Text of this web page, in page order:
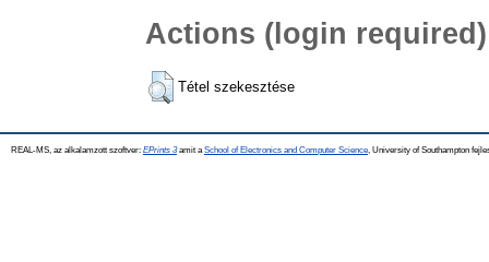
Actions (login required)
Tétel szekesztése
REAL-MS, az alkalamzott szoftver: EPrints 3amit a School of Electronics and Computer Science , University of Southampton